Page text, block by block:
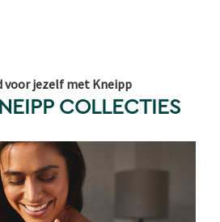
voor jezelf met Kneipp
COLLECTIES